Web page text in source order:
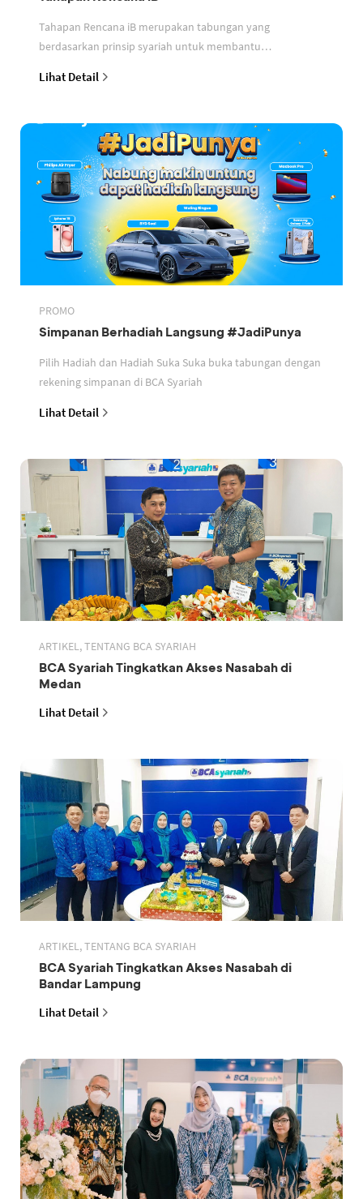
Tahapan Rencana iB merupakan tabungan yang
berdasarkan prinsip syariah untuk membantu
Lihat Detail
PROMO
Simpanan Berhadiah Langsung #JadiPunya
Pilih Hadiah dan Hadiah Suka Suka buka tabungan dengan
rekening simpanan di BCA Syariah
Lihat Detail
ARTIKEL, TENTANG BCA SYARIAH
BCA Syariah Tingkatkan Akses Nasabah di
Medan
Lihat Detail
ARTIKEL, TENTANG BCA SYARIAH
BCA Syariah Tingkatkan Akses Nasabah di
Bandar Lampung
Lihat Detail